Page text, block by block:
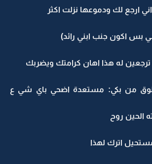
ارجع لك ودموعها نزلت اكثر
بس اكون جنب ابني رائد)
له هذا اهان كرامتك ويضربك
من بكي: مستعدة اضحي باي شي ع
الحين روح
اترك لهذا